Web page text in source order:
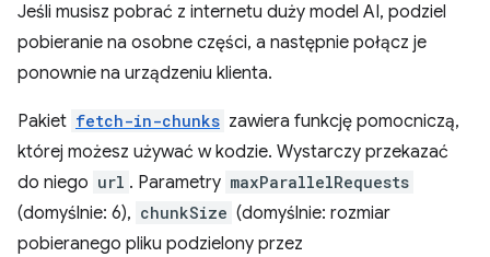
Jeśli musisz pobrać z internetu duży model AI, podziel
pobieranie na osobne części, a następnie połącz je
ponownie na urządzeniu klienta.
Pakiet fetch-in-chunks zawiera funkcję pomocniczą,
której możesz używać w kodzie. Wystarczy przekazać
do niego url . Parametry maxParallelRequests
(domyślnie: 6), chunkSize (domyślnie: rozmiar
pobieranego pliku podzielony przez